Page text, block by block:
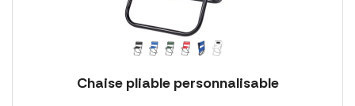
Chaise pliable personnalisable